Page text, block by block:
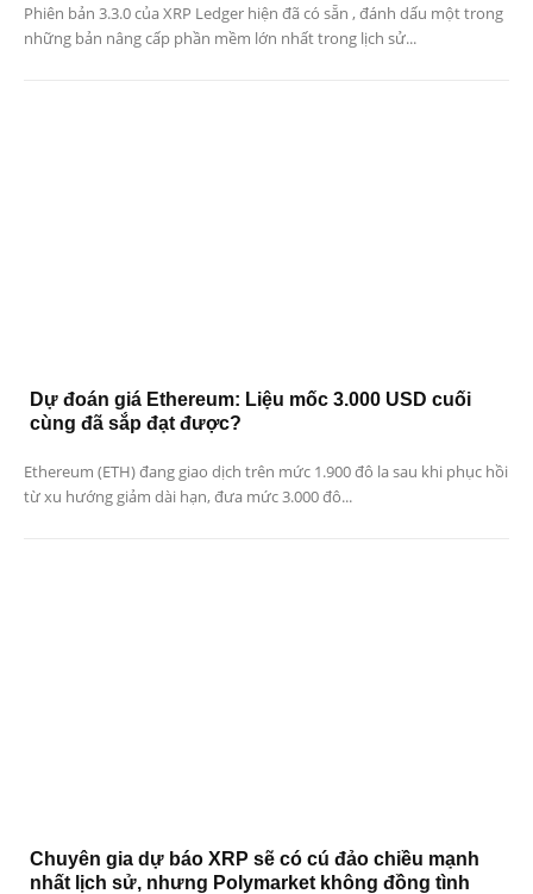
Phiên bản 3.3.0 của XRP Ledger hiện đã có sẵn , đánh dấu một trong
những bản nâng cấp phần mềm lớn nhất trong lịch sử...
Dự đoán giá Ethereum: Liệu mốc 3.000 USD cuối
cùng đã sắp đạt được?
Ethereum (ETH) đang giao dịch trên mức 1.900 đô la sau khi phục hồi
từ xu hướng giảm dài hạn, đưa mức 3.000 đô...
Chuyên gia dự báo XRP sẽ có cú đảo chiều mạnh
nhất lịch sử, nhưng Polymarket không đồng tình